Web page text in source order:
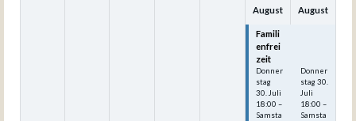
August
Famili
enfrei
zeit
Donner
stag
30. Juli
18:00 –
Samsta
August
Donner
stag30.
Juli
18:00 –
Samsta